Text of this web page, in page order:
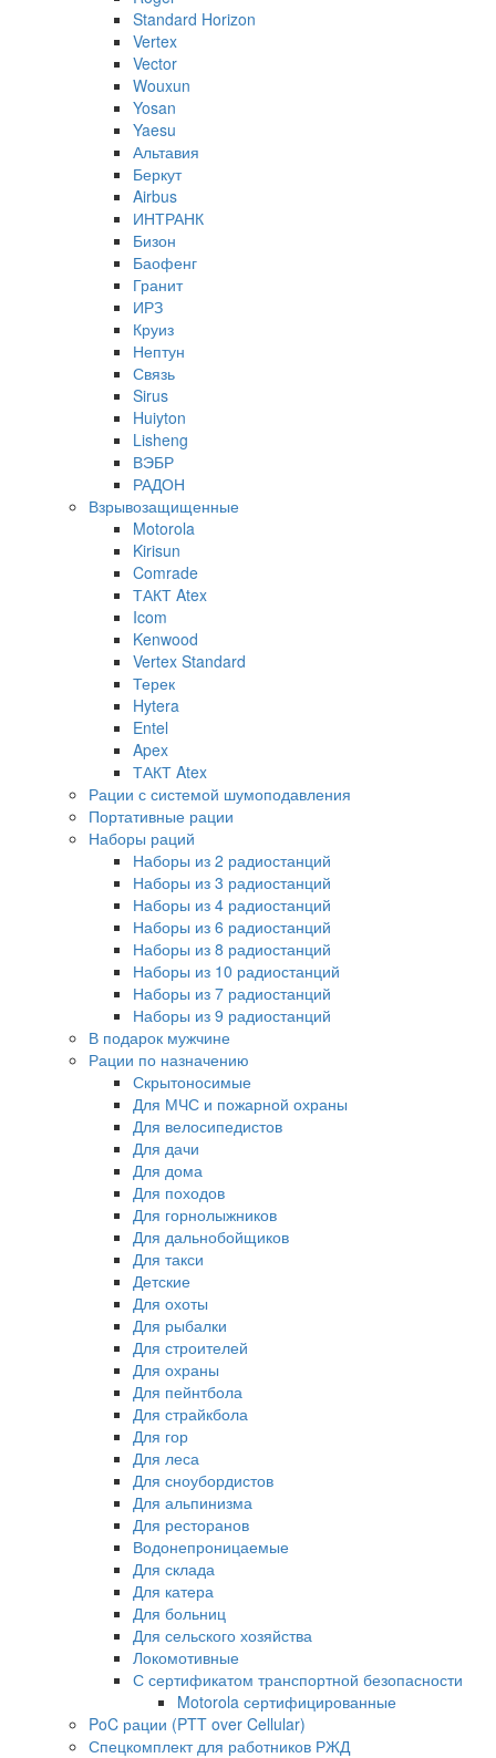
Standard Horizon
Vertex
Vector
Wouxun
Yosan
Yaesu
Альтавия
Беркут
Airbus
ИНТРАНК
Бизон
Баофенг
Гранит
ИРЗ
Круиз
Нептун
Связь
Sirus
Huiyton
Lisheng
ВЭБР
РАДОН
Взрывозащищенные
Motorola
Kirisun
Comrade
ТАКТ Atex
Icom
Kenwood
Vertex Standard
Терек
Hytera
Entel
Apex
ТАКТ Atex
Рации с системой шумоподавления
Портативные рации
Наборы раций
Наборы из 2 радиостанций
Наборы из 3 радиостанций
Наборы из 4 радиостанций
Наборы из 6 радиостанций
Наборы из 8 радиостанций
Наборы из 10 радиостанций
Наборы из 7 радиостанций
Наборы из 9 радиостанций
В подарок мужчине
Рации по назначению
Скрытоносимые
Для МЧС и пожарной охраны
Для велосипедистов
Для дачи
Для дома
Для походов
Для горнолыжников
Для дальнобойщиков
Для такси
Детские
Для охоты
Для рыбалки
Для строителей
Для охраны
Для пейнтбола
Для страйкбола
Для гор
Для леса
Для сноубордистов
Для альпинизма
Для ресторанов
Водонепроницаемые
Для склада
Для катера
Для больниц
Для сельского хозяйства
Локомотивные
С сертификатом транспортной безопасности
Motorola сертифицированные
PoC рации (PTT over Cellular)
Спецкомплект для работников РЖД